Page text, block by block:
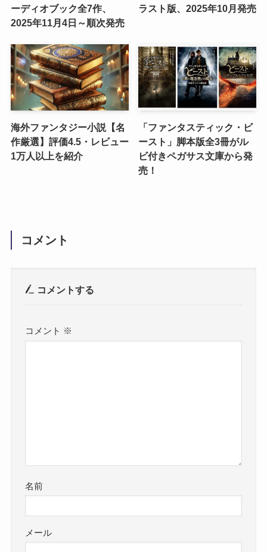
ーディオブック全7作、
2025年11月4日～順次発売
ラスト版、2025年10月発売
海外ファンタジー小説【名
作厳選】評価4.5・レビュー
1万人以上を紹介
「ファンタスティック・ビ
ースト」脚本版全3冊がル
ビ付きペガサス文庫から発
売！
コメント
コメントする
コメント ※
名前
メール